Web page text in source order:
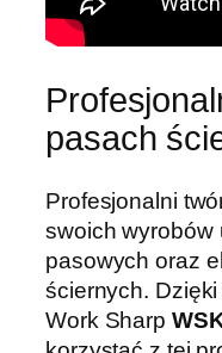
pasach
Profesjonalni
swoich wyrobów
pasowych oraz
ściernych. Dzięki
Work Sharp